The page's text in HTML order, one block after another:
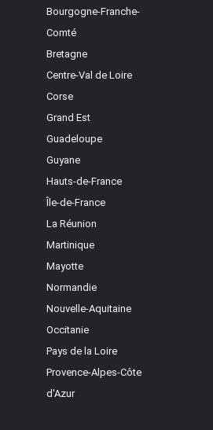
Bourgogne-Franche-
Comté
Bretagne
Centre-Val de Loire
Corse
Grand Est
Guadeloupe
Guyane
Hauts-de-France
Île-de-France
La Réunion
Martinique
Mayotte
Normandie
Nouvelle-Aquitaine
Occitanie
Pays de la Loire
Provence-Alpes-Côte
d'Azur